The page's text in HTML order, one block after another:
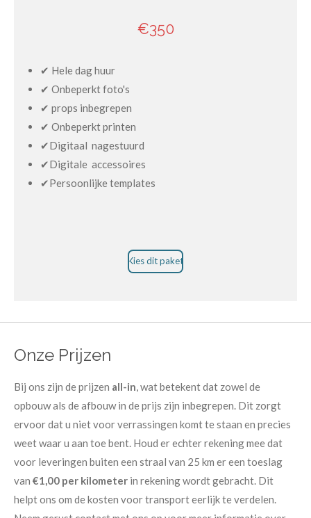
€350
✔ Hele dag huur
✔ Onbeperkt foto's
✔ props inbegrepen
✔ Onbeperkt printen
✔Digitaal nagestuurd
✔Digitale accessoires
✔Persoonlijke templates
Kies dit paket
Onze Prijzen
Bij ons zijn de prijzen all-in , wat betekent dat zowel de
opbouw als de afbouw in de prijs zijn inbegrepen. Dit zorgt
ervoor dat u niet voor verrassingen komt te staan en precies
weet waar u aan toe bent. Houd er echter rekening mee dat
voor leveringen buiten een straal van 25 km er een toeslag
van €1,00 per kilometer in rekening wordt gebracht. Dit
helpt ons om de kosten voor transport eerlijk te verdelen.